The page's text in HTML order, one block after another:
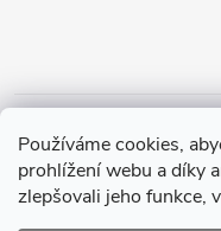
Používáme cookies,
prohlížení webu a díky
zlepšovali jeho funkce,
Zásady ochrany osobních